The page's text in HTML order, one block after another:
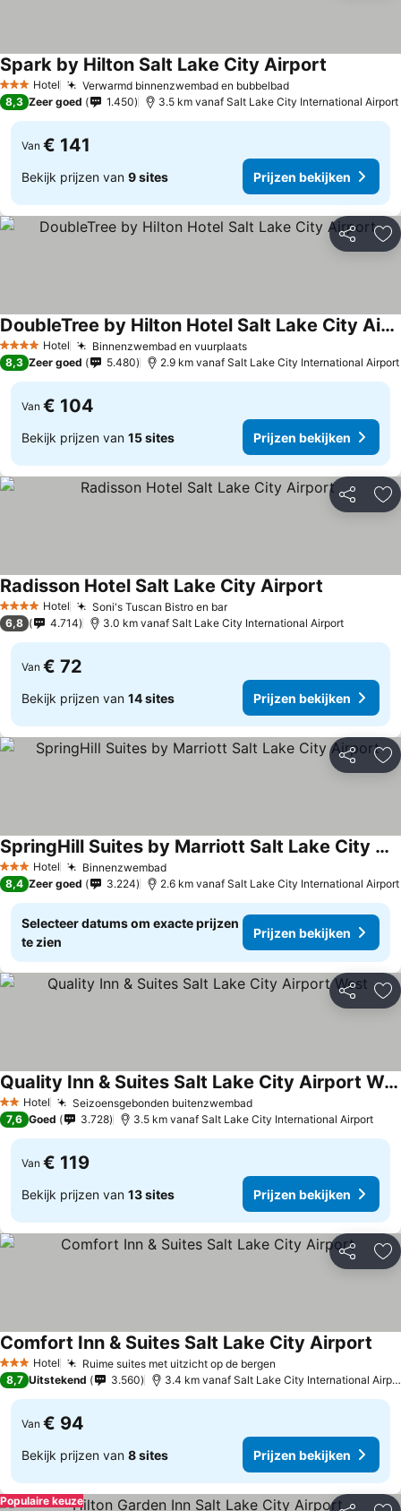
3 SterrenHotel Verwarmd binnenzwembad en bubbelbadPrijzen bekijken
Spark by Hilton Salt Lake City Airport
8,3 Zeer goed 1.450 3.5 km vanaf Salt Lake City International Airport
Van € 141
Bekijk prijzen van 9 sites Prijzen bekijken
Delen
4 SterrenHotel Binnenzwembad en vuurplaatsPrijzen bekijken
DoubleTree by Hilton Hotel Salt Lake City Airport
Prijzen bekijken
8,3 Zeer goed 5.480 2.9 km vanaf Salt Lake City International Airport
Van € 104
Bekijk prijzen van 15 sites Prijzen bekijken
Delen
4 SterrenHotel Soni's Tuscan Bistro en barPrijzen bekijken
Radisson Hotel Salt Lake City Airport
6,8 4.714 3.0 km vanaf Salt Lake City International Airport
Van € 72
Bekijk prijzen van 14 sites Prijzen bekijken
Delen
3 SterrenHotel BinnenzwembadPrijzen bekijken
SpringHill Suites by Marriott Salt Lake City Airport
Prijzen bekijken
8,4 Zeer goed 3.224 2.6 km vanaf Salt Lake City International Airport
Selecteer datums om exacte prijzen
te zien
Prijzen bekijken
Delen
2 Sterren
Hotel Seizoensgebonden buitenzwembadPrijzen bekijken
Quality Inn & Suites Salt Lake City Airport West
Prijzen bekijken
7,6 Goed 3.728 3.5 km vanaf Salt Lake City International Airport
Van € 119
Bekijk prijzen van 13 sites Prijzen bekijken
Delen
3 SterrenHotel Ruime suites met uitzicht op de bergen
Comfort Inn & Suites Salt Lake City Airport
8,7 Uitstekend 3.560 3.4 km vanaf Salt Lake City International
Van € 94
Bekijk prijzen van 8 sites Prijzen bekijken
Populaire keuze